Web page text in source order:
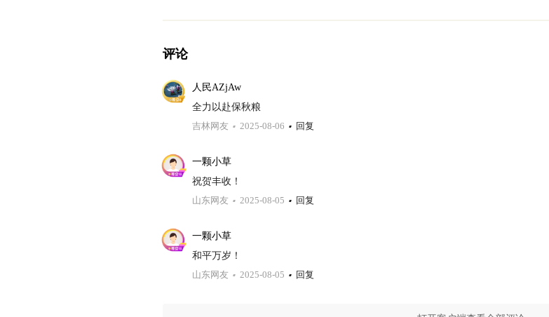
评论
人民AZjAw
全力以赴保秋粮
吉林网友
2025-08-06 回复
一颗小草
祝贺丰收！
山东网友
2025-08-05 回复
一颗小草
和平万岁！
山东网友
2025-08-05 回复